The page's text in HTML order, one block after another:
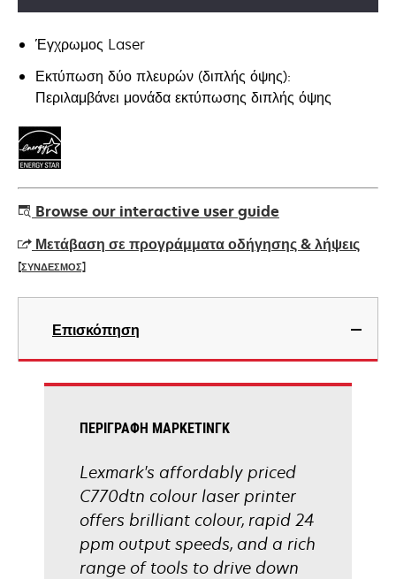
Έγχρωμος Laser
Εκτύπωση δύο πλευρών (διπλής όψης):
Περιλαμβάνει μονάδα εκτύπωσης διπλής όψης
Browse our interactive user guide
Μετάβαση σε προγράμματα οδήγησης & λήψεις
[ΣΥΝΔΕΣΜΟΣ]
opens
new
Επισκόπηση
ΠΕΡΙΓΡΑΦΉ ΜΆΡΚΕΤΙΝΓΚ
Lexmark's affordably priced
C770dtn colour laser printer
offers brilliant colour, rapid 24
ppm output speeds, and a rich
range of tools to drive down